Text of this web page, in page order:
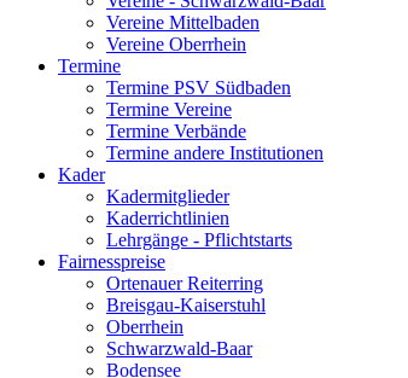
Vereine Mittelbaden
Vereine Oberrhein
Termine
Termine PSV Südbaden
Termine Vereine
Termine Verbände
Termine andere Institutionen
Kader
Kadermitglieder
Kaderrichtlinien
Lehrgänge - Pflichtstarts
Fairnesspreise
Ortenauer Reiterring
Breisgau-Kaiserstuhl
Oberrhein
Schwarzwald-Baar
Bodensee